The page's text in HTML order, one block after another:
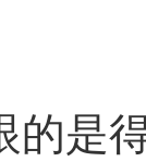
的是